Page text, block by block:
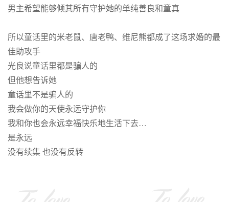
男主希望能够倾其所有守护她的单纯善良和童真
所以童话里的米老鼠、唐老鸭、维尼熊都成了这场求婚的最
佳助攻手
光良说童话里都是骗人的
但他想告诉她
童话里不是骗人的
我会做你的天使永远守护你
我和你也会永远幸福快乐地生活下去…
是永远
没有续集 也没有反转